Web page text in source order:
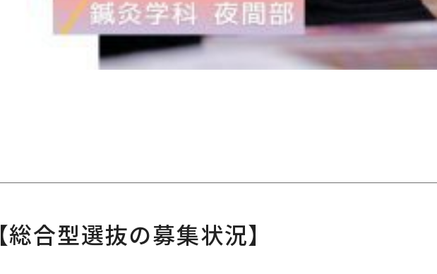
【総合型選抜の募集状況】